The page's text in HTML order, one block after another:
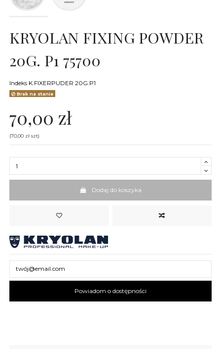
KRYOLAN FIXING POWDER
20G. P1 75700
Indeks K.FIXERPUDER 20G.P1
Brak na stanie
70,00 zł
(70,00 zł szt)
Dodaj do koszyka